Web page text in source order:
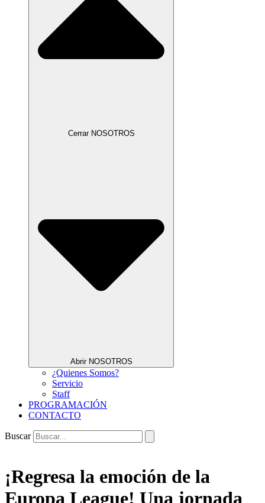
Cerrar NOSOTROS
Abrir NOSOTROS
¿Quienes Somos?
Servicio
Staff
PROGRAMACIÓN
CONTACTO
Buscar
¡Regresa la emoción de la
Europa League! Una jornada